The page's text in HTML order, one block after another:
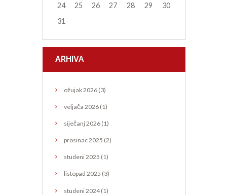
24
25 26 27 28 29
30
31
ARHIVA
ožujak2026(3)
veljača 2026(1)
siječanj2026(1)
prosinac2025 (2)
studeni2025 (1)
listopad 2025 (3)
studeni2024(1)